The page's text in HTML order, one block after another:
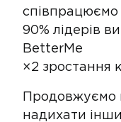
співпрацюємо
90% лідерів
BetterMe
×2 зростання
Продовжуємо
надихати